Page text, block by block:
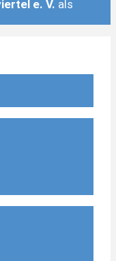
e. V. als